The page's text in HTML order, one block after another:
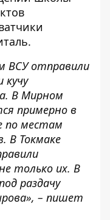
ВСУ отправили
кучу
В Мирном
примерно в
по местам
В Токмаке
только их. В
раздачу
– пишет